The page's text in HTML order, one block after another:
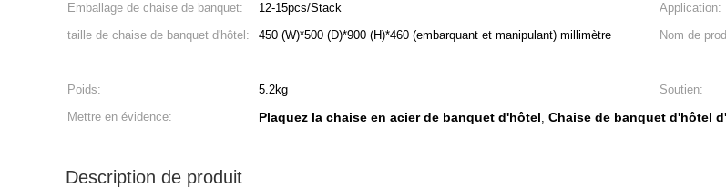
Emballage de chaise de banquet:
12-15pcs/Stack Application:
taille de chaise de banquet d'hôtel:
450 (W)*500 (D)*900 (H)*460 (embarquant et manipulant) millimètre Nom de
Poids:
5.2kg Soutien:
Mettre en évidence:
Plaquez la chaise en acier de banquet d'hôtel, Chaise de banquet d'hôtel
Description de produit